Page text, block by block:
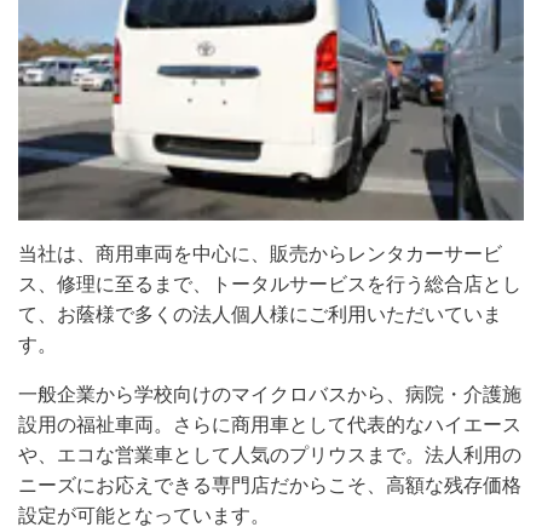
当社は、商用車両を中心に、販売からレンタカーサービ
ス、修理に至るまで、トータルサービスを行う総合店とし
て、お蔭様で多くの法人個人様にご利用いただいていま
す。
一般企業から学校向けのマイクロバスから、病院・介護施
設用の福祉車両。さらに商用車として代表的なハイエース
や、エコな営業車として人気のプリウスまで。法人利用の
ニーズにお応えできる専門店だからこそ、高額な残存価格
設定が可能となっています。